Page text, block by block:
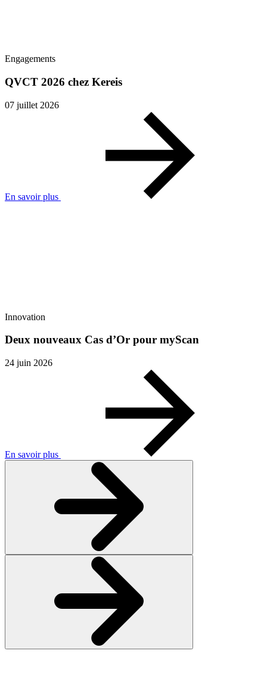
Engagements
QVCT 2026 chez Kereis
07 juillet 2026
En savoir plus
Innovation
Deux nouveaux Cas d’Or pour myScan
24 juin 2026
En savoir plus